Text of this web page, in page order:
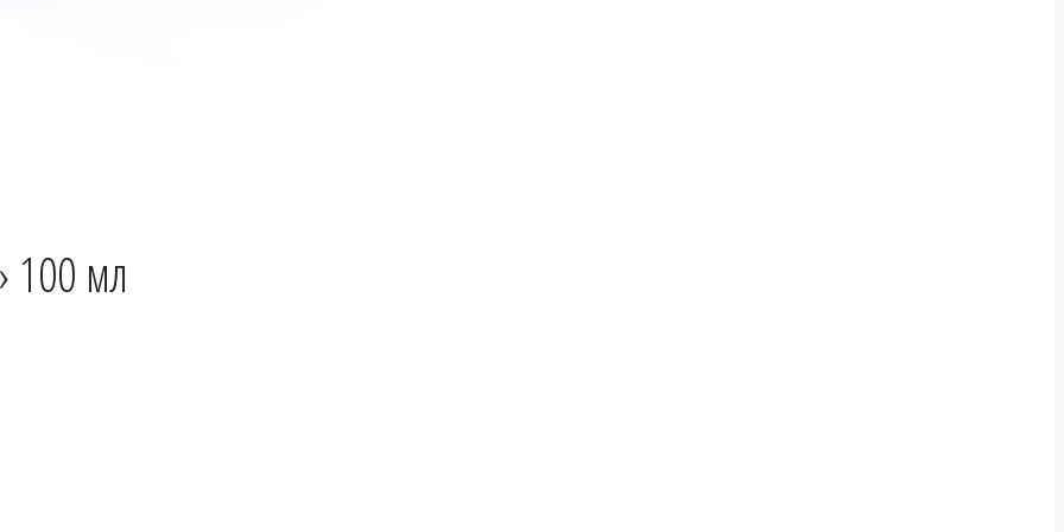
100 мл